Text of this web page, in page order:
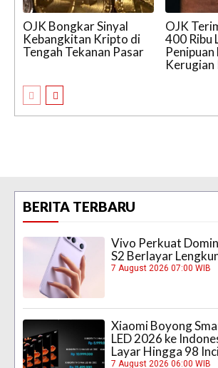
OJK Bongkar Sinyal
Kebangkitan Kripto di
Tengah Tekanan Pasar
OJK
400 Ribu
Kerugian
BERITA TERBARU
Vivo Perkuat
S2 Berlayar
7 August 2026 07:00 WIB
Xiaomi Boyong
LED 2026 ke
Layar Hingga 98
7 August 2026 06:00 WIB